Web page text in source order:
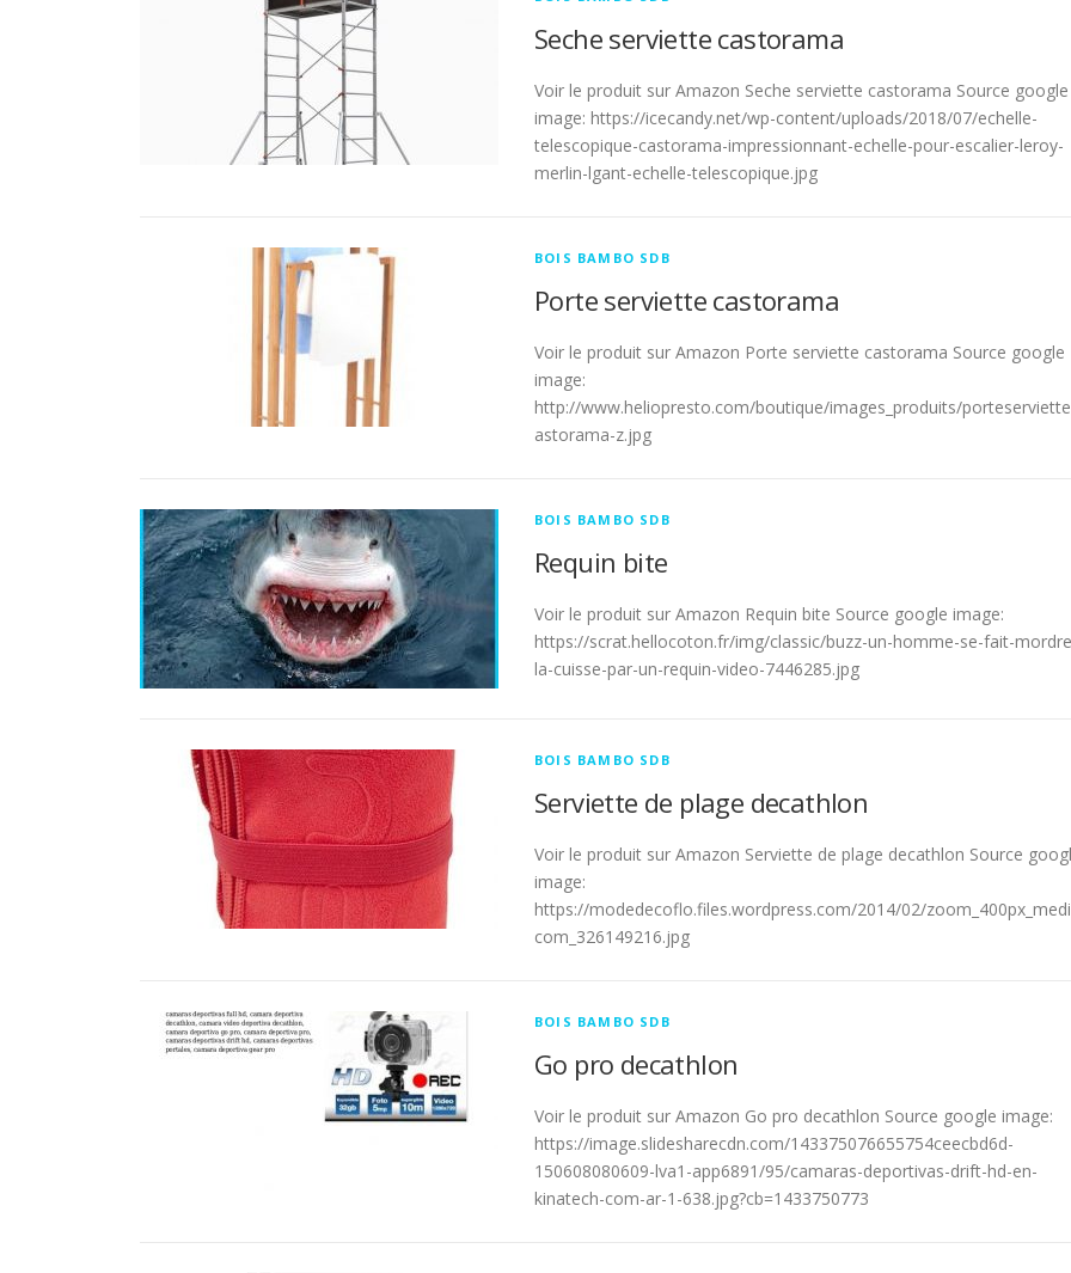
Seche serviette castorama
Voir le produit sur Amazon Seche serviette castorama Source google
image: https://icecandy.net/wp-content/uploads/2018/07/echelle-
telescopique-castorama-impressionnant-echelle-pour-escalier-leroy-
merlin-lgant-echelle-telescopique.jpg
BOIS BAMBO SDB
Porte serviette castorama
Voir le produit sur Amazon Porte serviette castorama Source google
image:
http://www.heliopresto.com/boutique/images_produits/
astorama-z.jpg
BOIS BAMBO SDB
Requin bite
Voir le produit sur Amazon Requin bite Source google image:
https://scrat.hellocoton.fr/img/classic/buzz-un-homme-se-fait-
la-cuisse-par-un-requin-video-7446285.jpg
BOIS BAMBO SDB
Serviette de plage decathlon
Voir le produit sur Amazon Serviette de plage decathlon Source
image:
https://modedecoflo.files.wordpress.com/2014/02/
com_326149216.jpg
BOIS BAMBO SDB
Go pro decathlon
Voir le produit sur Amazon Go pro decathlon Source google image:
https://image.slidesharecdn.com/143375076655754ceecbd6d-
150608080609-lva1-app6891/95/camaras-deportivas-drift-hd-en-
kinatech-com-ar-1-638.jpg?cb=1433750773